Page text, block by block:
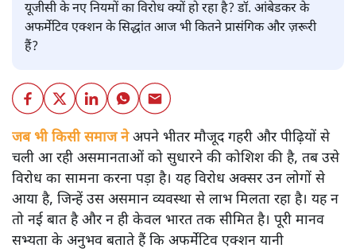
यूजीसी के नए नियमों का विरोध क्यों हो रहा है? डॉ. आंबेडकर के
अफर्मेटिव एक्शन के सिद्धांत आज भी कितने प्रासंगिक और ज़रूरी
हैं?
जब भी किसी समाज नेअपने भीतर मौजूद गहरी और पीढ़ियों से
चली आ रही असमानताओं को सुधारने की कोशिश की है, तब उसे
विरोध का सामना करना पड़ा है। यह विरोध अक्सर उन लोगों से
आया है, जिन्हें उस असमान व्यवस्था से लाभ मिलता रहा है। यह न
तो नई बात है और न ही केवल भारत तक सीमित है। पूरी मानव
सभ्यता के अनुभव बताते हैं कि अफर्मेटिव एक्शन यानी